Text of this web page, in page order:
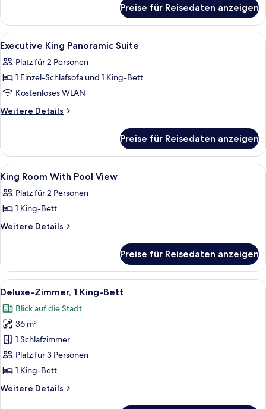
Bedroom
Suite
Preise für Reisedaten anzeigen
Alle
Fotos
für
Executive
King
Panoramic
Allergikerbettwaren,
14
Executive King Panoramic Suite
Platz für 2 Personen
1 Einzel-Schlafsofa und 1 King-Bett
Kostenloses WLAN
Weitere Details
Weitere
King
Panoramic
Suite
Preise für Reisedaten anzeigen
Alle
Fotos
für
King
Room
View
anzeigen
Ein Hotelzimmer mit Bett,
16
King Room With Pool View
Platz für 2 Personen
1 King-Bett
Weitere Details
Weitere
Room
With
Pool
Preise für Reisedaten anzeigen
Alle
Fotos
für
Deluxe-
Zimmer,
1 King-
Bett
Ein Hotelzimmer mit einem großen
5
Deluxe-Zimmer, 1 King-Bett
Blick auf die Stadt
36 m²
1 Schlafzimmer
Platz für 3 Personen
1 King-Bett
Weitere Details
Weitere